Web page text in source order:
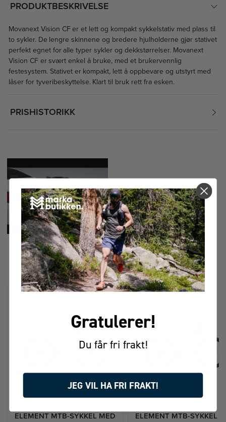
PRODUKTBESKRIVELSE
Movanext Vision CF er et lett og kompakt sykkelstativ med plass til
to sykler. De lengre skinnene og bredere hjulholderne gjør stativet
perfekt egnet for alle typer sykler og dekkstørrelser. Movanext
Vision CF er svært enkel å bruke, med et brukervennlig
festesystem. Stativet er kompakt, lett å oppbevare og utstyrt med
låser for tyveribeskyttelse. Klart til bruk rett fra esken.
PRISHISTORIKK
FÅR VI FORESLÅ
ANDRE KJØPTE DETTE
ELEMENT MTB-SYKKEL MED
ELEMENT MTB-SYKKEL
Gratulerer!
Du får fri frakt!
JEG VIL HA FRI FRAKT!